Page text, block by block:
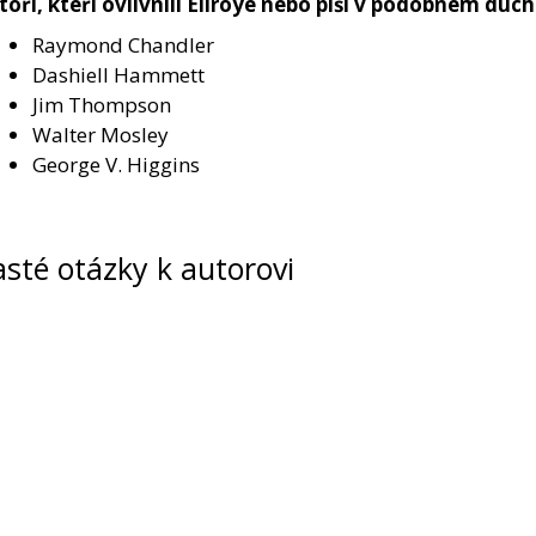
Raymond Chandler
Dashiell Hammett
Jim Thompson
Walter Mosley
George V. Higgins
otázky k autorovi